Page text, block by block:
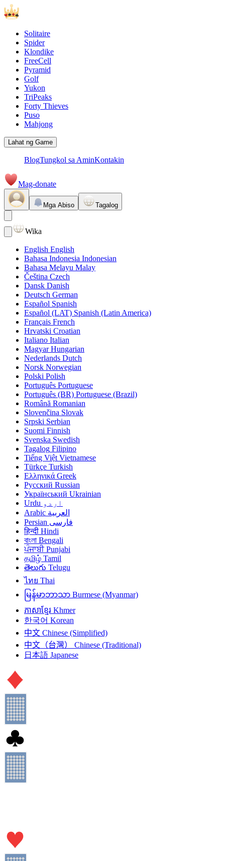
Solitaire
Spider
Klondike
FreeCell
Pyramid
Golf
Yukon
TriPeaks
Forty Thieves
Puso
Mahjong
Lahat ng Game
BlogTungkol sa AminKontakin
Mag-donate
Mga Abiso Tagalog
Wika
English English
Bahasa Indonesia Indonesian
Bahasa Melayu Malay
Čeština Czech
Dansk Danish
Deutsch German
Español Spanish
Español (LAT) Spanish (Latin America)
Français French
Hrvatski Croatian
Italiano Italian
Magyar Hungarian
Nederlands Dutch
Norsk Norwegian
Polski Polish
Português Portuguese
Português (BR) Portuguese (Brazil)
Română Romanian
Slovenčina Slovak
Srpski Serbian
Suomi Finnish
Svenska Swedish
Tagalog Filipino
Tiếng Việt Vietnamese
Türkçe Turkish
Ελληνικά Greek
Русский Russian
Український Ukrainian
اردو Urdu
العربية Arabic
فارسی Persian
हिन्दी Hindi
বাংলা Bengali
ਪੰਜਾਬੀ Punjabi
தமிழ் Tamil
తెలుగు Telugu
ไทย Thai
မြန်မာဘာသာ Burmese (Myanmar)
ភាសាខ្មែរ Khmer
한국어 Korean
中文 Chinese (Simplified)
中文（台灣）
Chinese (Traditional)
日本語 Japanese